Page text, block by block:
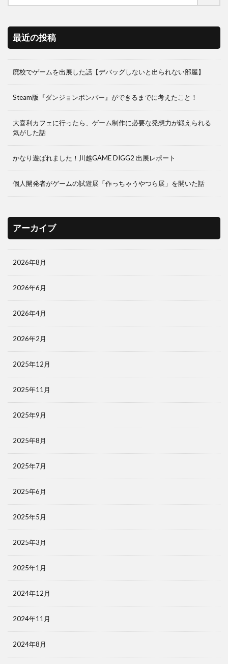
最近の投稿
廃校でゲームを出展した話【デバッグしないと出られない部屋】
Steam版『ダンジョンボンバー』ができるまでに考えたこと！
大喜利カフェに行ったら、ゲーム制作に必要な発想力が鍛えられる
気がした話
かなり遊ばれました！川越GAME DIGG2 出展レポート
個人開発者がゲームの試遊展「作っちゃうやつら展」を開いた話
アーカイブ
2026年8月
2026年6月
2026年4月
2026年2月
2025年12月
2025年11月
2025年9月
2025年8月
2025年7月
2025年6月
2025年5月
2025年3月
2025年1月
2024年12月
2024年11月
2024年8月